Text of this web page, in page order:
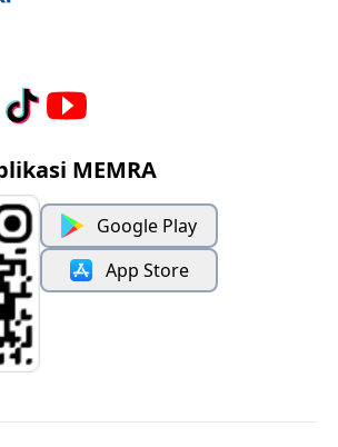
MEMRA
Google Play
App Store